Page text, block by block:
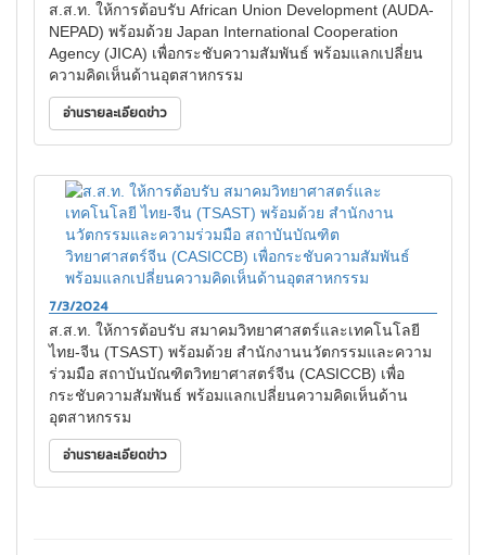
ส.ส.ท. ให้การต้อบรับ African Union Development (AUDA-
NEPAD) พร้อมด้วย Japan International Cooperation
Agency (JICA) เพื่อกระชับความสัมพันธ์ พร้อมแลกเปลี่ยน
ความคิดเห็นด้านอุตสาหกรรม
อ่านรายละเอียดข่าว
7/3/2024
ส.ส.ท. ให้การต้อบรับ สมาคมวิทยาศาสตร์และเทคโนโลยี
ไทย-จีน (TSAST) พร้อมด้วย สำนักงานนวัตกรรมและความ
ร่วมมือ สถาบันบัณฑิตวิทยาศาสตร์จีน (CASICCB) เพื่อ
กระชับความสัมพันธ์ พร้อมแลกเปลี่ยนความคิดเห็นด้าน
อุตสาหกรรม
อ่านรายละเอียดข่าว